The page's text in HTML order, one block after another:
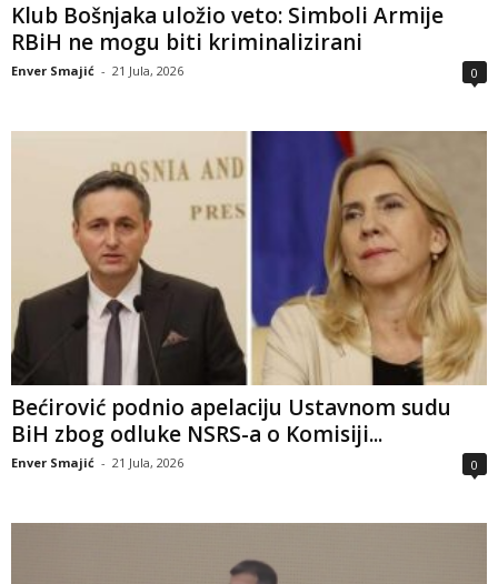
Klub Bošnjaka uložio veto: Simboli Armije
RBiH ne mogu biti kriminalizirani
Enver Smajić - 21 Jula, 2026 0
Bećirović podnio apelaciju Ustavnom sudu
BiH zbog odluke NSRS-a o Komisiji...
Enver Smajić - 21 Jula, 2026 0